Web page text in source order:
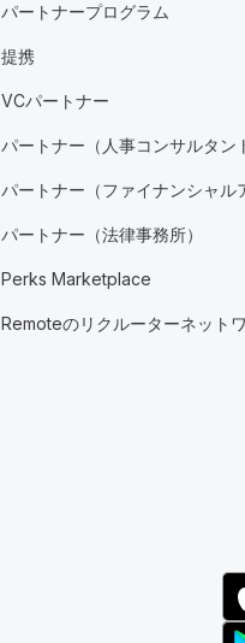
パートナープログラム
提携
VCパートナー
パートナー（人事コンサルタン
パートナー（ファイナンシャル
パートナー（法律事務所）
Perks Marketplace
Remoteのリクルーターネット